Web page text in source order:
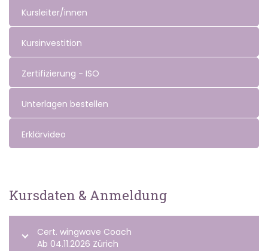
Kursleiter/innen
Kursinvestition
Zertifizierung - ISO
Unterlagen bestellen
Erklärvideo
Kursdaten & Anmeldung
Cert. wingwave Coach
Ab 04.11.2026 Zürich